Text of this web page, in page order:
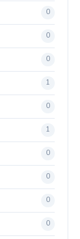
0
0
0
1
0
1
0
0
0
0